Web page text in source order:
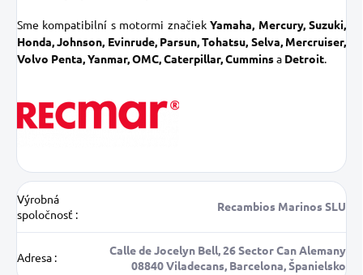
Sme kompatibilní s motormi značiekYamaha, Mercury, Suzuki,
Honda, Johnson, Evinrude, Parsun, Tohatsu, Selva, Mercruiser,
Volvo Penta, Yanmar, OMC, Caterpillar, Cumminsa Detroit.
Výrobná
spoločnosť :
Recambios Marinos SLU
Adresa :
Calle de Jocelyn Bell, 26 Sector Can Alemany
08840 Viladecans, Barcelona, Španielsko